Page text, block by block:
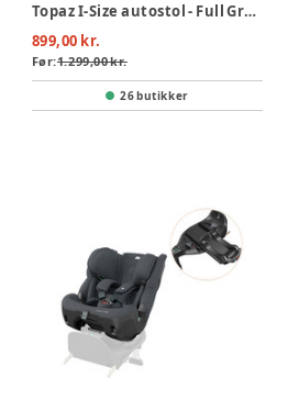
Topaz I-Size autostol - Full Graphite
899,00 kr.
Før:1.299,00 kr.
26 butikker